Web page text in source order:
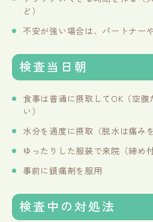
ど）
不安が強い場合は、パートナー
検査当日朝
食事は普通に摂取してOK（空
い）
水分を適度に摂取（脱水は痛み
ゆったりした服装で来院（締め
事前に鎮痛剤を服用
検査中の対処法